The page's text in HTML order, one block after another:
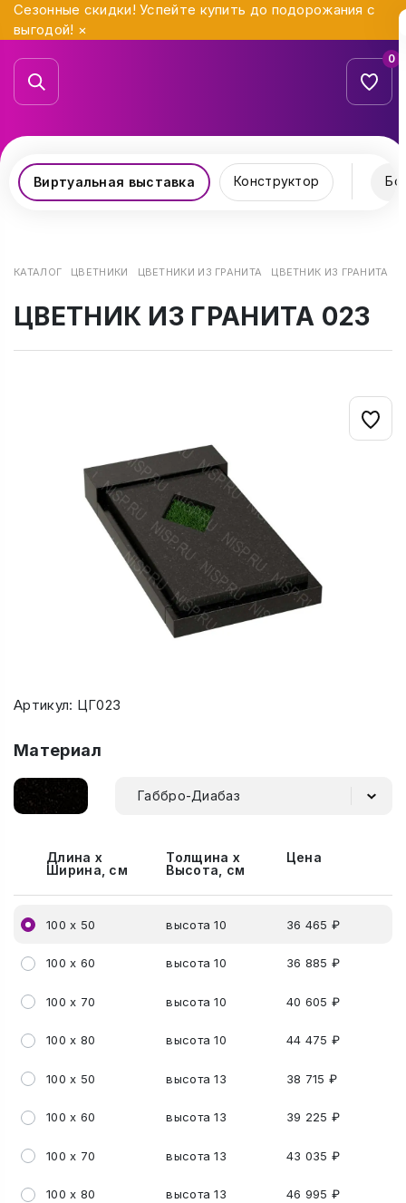
Сезонные скидки! Успейте купить до подорожания с
выгодой! ×
0
Виртуальная выставка Конструктор
КАТАЛОГ ЦВЕТНИКИ ЦВЕТНИКИ ИЗ ГРАНИТА ЦВЕТНИК ИЗ ГРАНИТА
ЦВЕТНИК ИЗ ГРАНИТА 023
Артикул: ЦГ023
Материал
Габбро-Диабаз
Длина х
Ширина, см
Толщина х
Высота, см
Цена
100 х 50 высота 10 36 465 ₽
100 х 60 высота 10 36 885 ₽
100 х 70 высота 10 40 605 ₽
100 х 80 высота 10 44 475 ₽
100 х 50 высота 13 38 715 ₽
100 х 60 высота 13 39 225 ₽
100 х 70 высота 13 43 035 ₽
100 х 80 высота 13 46 995 ₽